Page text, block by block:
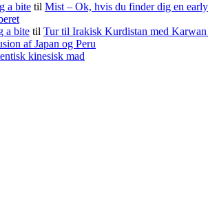
a bite til Mist – Ok, hvis du finder dig en
a bite til Tur til Irakisk Kurdistan med
af Japan og Peru
kinesisk mad